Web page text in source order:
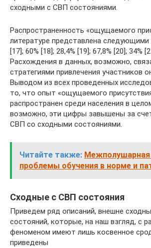
сходными с СВП состояниями.
Распространенность «ощущаемого
литературе представлена следующими
[17]; 60% [18]; 28,4% [19]; 67,8% [20]; 34%
Расхождения в данных, возможно,
стратегиями привлечения участников
Выводом из всех проведенных
то, что опыт «ощущаемого
распространен среди населения в
возможно, эти цифры завышены за
СВП со сходными состояниями.
Читайте также:
проблемы обучения в норме и
Сходные с СВП состояния
Приведем ряд описаний, внешне
состояний, которые, на наш взгляд, с
феноменом имеют лишь косвенное
приведены